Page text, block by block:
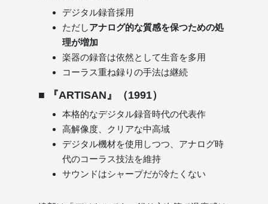
デジタル録音採用
ただしアナログ的な質感を保つための処
理が増加
楽器の録音は依然として生音を多用
コーラス重ね録りの手法は継続
■ 『ARTISAN』（1991）
本格的なデジタル録音時代の代表作
高解像度、クリアな中高域
デジタル機材を使用しつつ、アナログ時
代のコーラス技法を維持
サウンドはシャープだが冷たくない